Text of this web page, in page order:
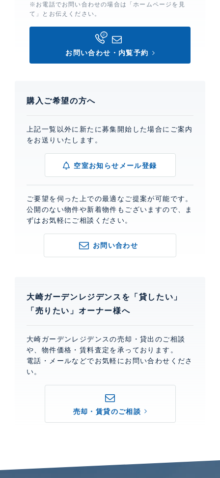
※お電話でお問い合わせの場合は「ホームページを見
て」とお伝えください。
お問い合わせ・内覧予約
購入ご希望の方へ
上記一覧以外に新たに募集開始した場合にご案内
をお送りいたします。
空室お知らせメール登録
ご要望を伺った上での最適なご提案が可能です。
公開のない物件や新着物件もございますので、ま
ずはお気軽にご相談ください。
お問い合わせ
大崎ガーデンレジデンスを「貸したい」
「売りたい」オーナー様へ
大崎ガーデンレジデンスの売却・貸出のご相談
や、物件価格・賃料査定を承っております。
電話・メールなどでお気軽にお問い合わせくださ
い。
売却・賃貸のご相談